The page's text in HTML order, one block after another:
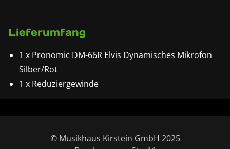
Lieferumfang
1 x Pronomic DM-66R Elvis Dynamisches Mikrofon
Silber/Rot
1 x Reduziergewinde
© Musikhaus Kirstein GmbH 2025